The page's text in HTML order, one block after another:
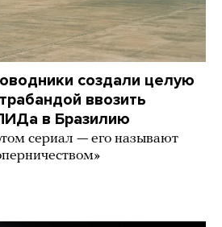
создали целую
ввозить
в Бразилию
сериал — его называют